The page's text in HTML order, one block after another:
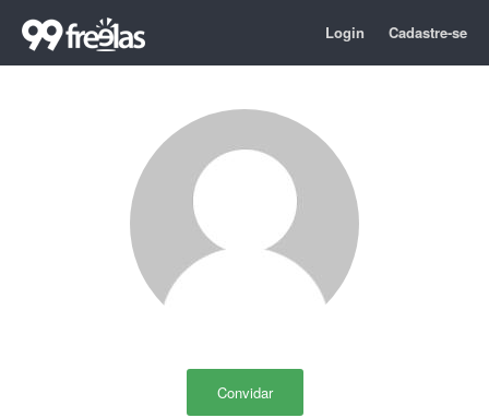
Login Cadastre-se
Convidar